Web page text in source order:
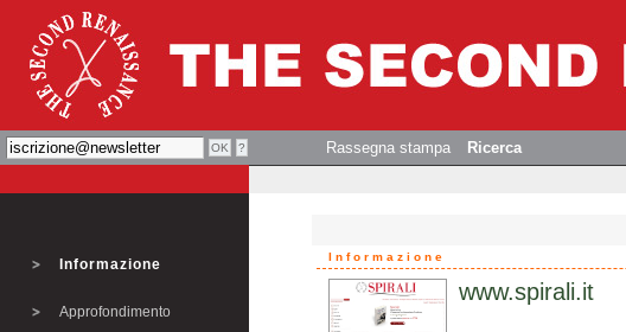
Rassegna stampa Ricerca
Informazione
Approfondimento
Informazione
www.spirali.it